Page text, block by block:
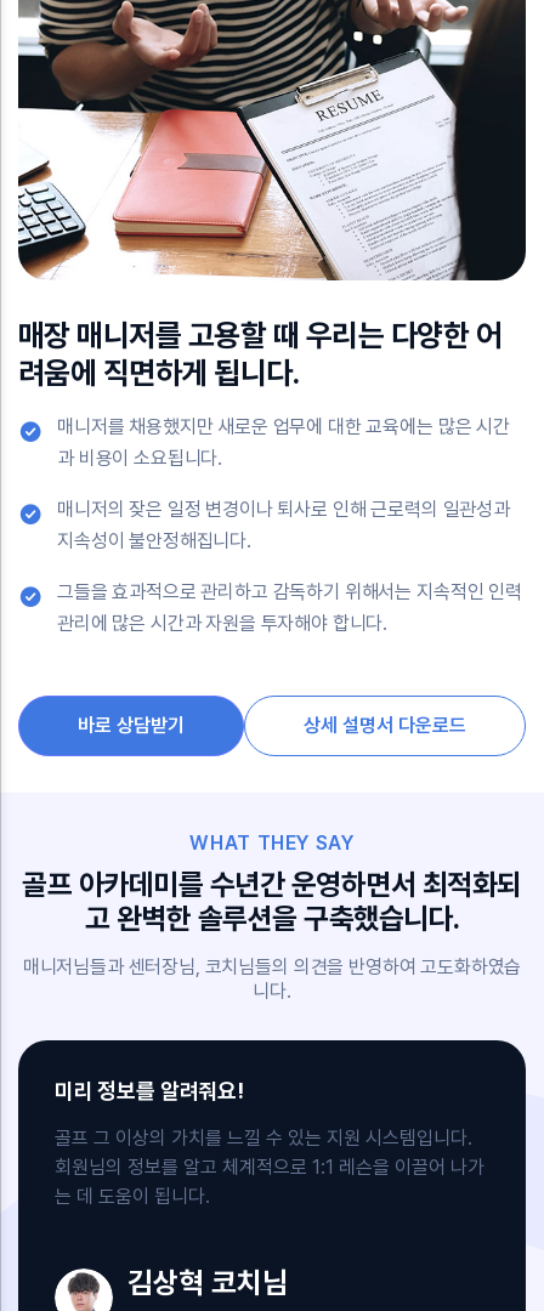
매장 매니저를 고용할 때 우리는 다양한 어
려움에 직면하게 됩니다.
매니저를 채용했지만 새로운 업무에 대한 교육에는 많은 시간
과 비용이 소요됩니다.
매니저의 잦은 일정 변경이나 퇴사로 인해 근로력의 일관성과
지속성이 불안정해집니다.
그들을 효과적으로 관리하고 감독하기 위해서는 지속적인 인력
관리에 많은 시간과 자원을 투자해야 합니다.
바로 상담받기 상세 설명서 다운로드
WHAT THEY SAY
골프 아카데미를 수년간 운영하면서 최적화되
고 완벽한 솔루션을 구축했습니다.
매니저님들과 센터장님, 코치님들의 의견을 반영하여 고도화하였습
니다.
미리 정보를 알려줘요!
골프 그 이상의 가치를 느낄 수 있는 지원 시스템입니다.
회원님의 정보를 알고 체계적으로 1:1 레슨을 이끌어 나가
는 데 도움이 됩니다.
김상혁 코치님